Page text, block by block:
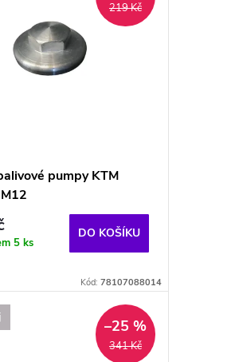
219 Kč
pumpy KTM
5 ks
DO KOŠÍKU
Kód: 78107088014
341 Kč
–25 %